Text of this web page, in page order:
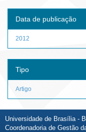
Data de publicação
2012
Tipo
Artigo
Universidade de Brasília -
Coordenadoria de Gestão